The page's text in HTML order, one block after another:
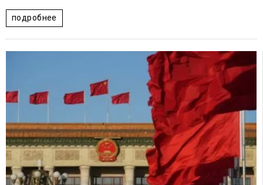
подробнее